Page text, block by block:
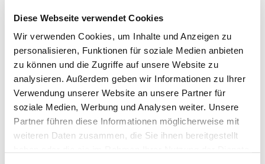
Diese Webseite verwendet Cookies
Wir verwenden Cookies, um Inhalte und Anzeigen zu
personalisieren, Funktionen für soziale Medien anbieten
zu können und die Zugriffe auf unsere Website zu
analysieren. Außerdem geben wir Informationen zu Ihrer
Verwendung unserer Website an unsere Partner für
soziale Medien, Werbung und Analysen weiter. Unsere
Partner führen diese Informationen möglicherweise mit
weiteren Daten zusammen, die Sie ihnen bereitgestellt
Ein intaktes Dach ist entscheidend für den Schutz und den
Werterhalt einer Immobilie. Auf dieser Seite finden Sie eine
Auswahl an Dachdecker in Thüngersheim, die in der Region tätig
sind und verschiedene Leistungen rund ums Dach anbieten. Das
Branchenverzeichnis von city-wuerzburg.com unterstützt Sie dabei,
passende Fachbetriebe schnell und übersichtlich zu finden.
Ob Neubau, Sanierung oder Reparatur – ein erfahrener Dachdecker
in Thüngersheim sorgt dafür, dass Arbeiten am Dach fachgerecht